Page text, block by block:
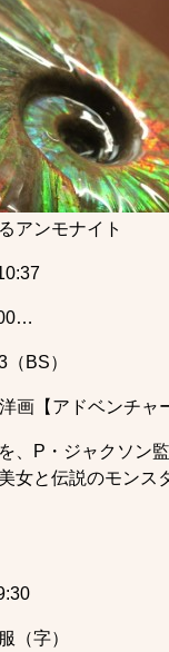
アンモナイト
BS）
画【アドベンチャ
、P・ジャクソン
女と伝説のモンス
（字）